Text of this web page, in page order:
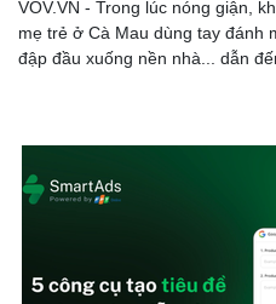
Thông tin doanh nghiệp
Doanh nghiệp 24h
Doanh nhân
VOV.VN - Trong lúc nóng giận,
mẹ trẻ ở Cà Mau dùng tay đánh
đập đầu xuống nền nhà... dẫn